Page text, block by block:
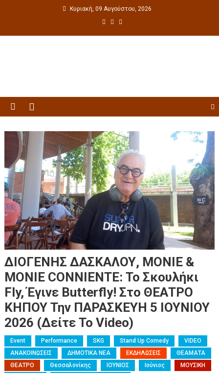
Κυριακή, 09 Αυγούστου, 2026
ΔΙΟΓΕΝΗΣ ΔΑΣΚΑΛΟΥ, MONIE &
MONIE CONNIENTE: Το Σκουλήκι
Fly, Έγινε Butterfly! Στο ΘΕΑΤΡΟ
ΚΗΠΟΥ Την ΠΑΡΑΣΚΕΥΗ 5 ΙΟΥΝΙΟΥ
2026 (Δείτε Το Video)
Event Performance SKG Stand Up Comedy
VIDEO
ΑΝΑΚΟΙΝΩΣΕΙΣ
ΔΗΜΟΤΙΚΑ ΝΕΑ ΕΚΔΗΛΩΣΕΙΣ
ΘΕΑΜΑΤΑ
ΘΕΑΤΡΟ
Θεσσαλονίκης ΙΟΥΝΙΟΣ Ιούνιος
ΜΟΥΣΙΚΗ